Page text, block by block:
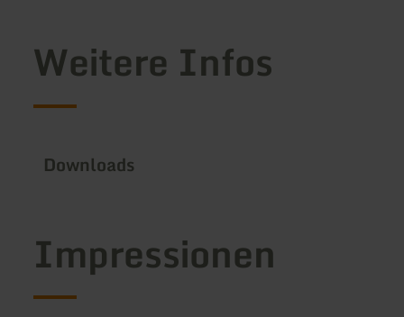
Weitere Infos
Downloads
Impressionen